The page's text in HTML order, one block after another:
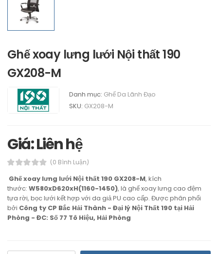
Ghế xoay lưng lưới Nội thất 190
GX208-M
Danh mục: Ghế Da Lãnh Đạo
SKU: GX208-M
Giá: Liên hệ
(0 Bình Luận)
Ghế xoay lưng lưới Nội thất 190 GX208-M, kích
thước: W580xD620xH(1160-1450), là ghế xoay lưng cao đệm
tựa rời, bọc lưới kết hợp với da giả PU cao cấp. Được phân phối
bởi Công ty CP Bắc Hải Thành - Đại lý Nội Thất 190 tại Hải
Phòng - ĐC: Số 77 Tô Hiệu, Hải Phòng